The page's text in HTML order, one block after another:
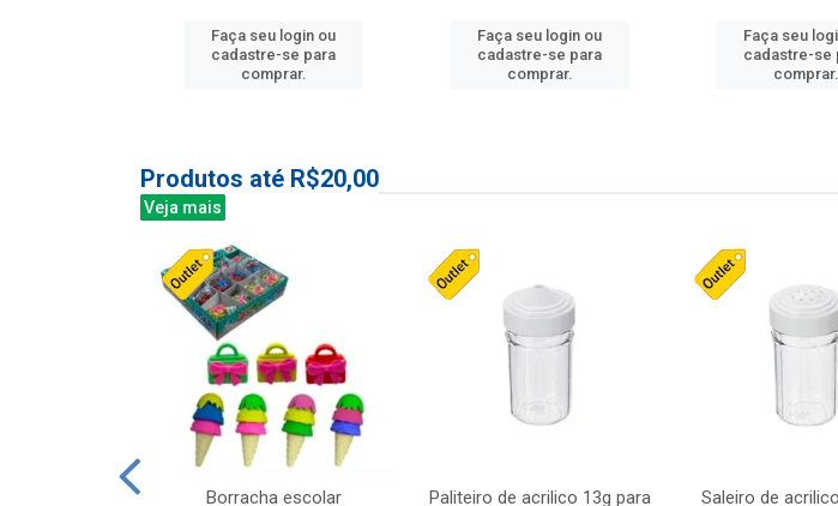
Faça seu login ou
cadastre-se para
comprar.
Faça seu login ou
cadastre-se para
comprar.
Faça seu
cadastre-se
comprar.
Produtos até R$20,00
Veja mais
Borracha escolar
Paliteiro de acrilico 13g para
Saleiro de